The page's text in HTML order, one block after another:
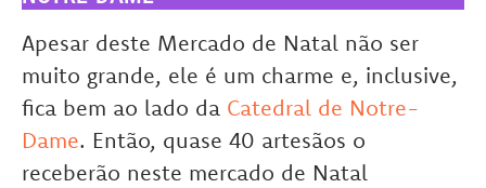
Apesar deste Mercado de Natal não ser
muito grande, ele é um charme e, inclusive,
fica bem ao lado da Catedral de Notre-
Dame. Então, quase 40 artesãos o
receberão neste mercado de Natal